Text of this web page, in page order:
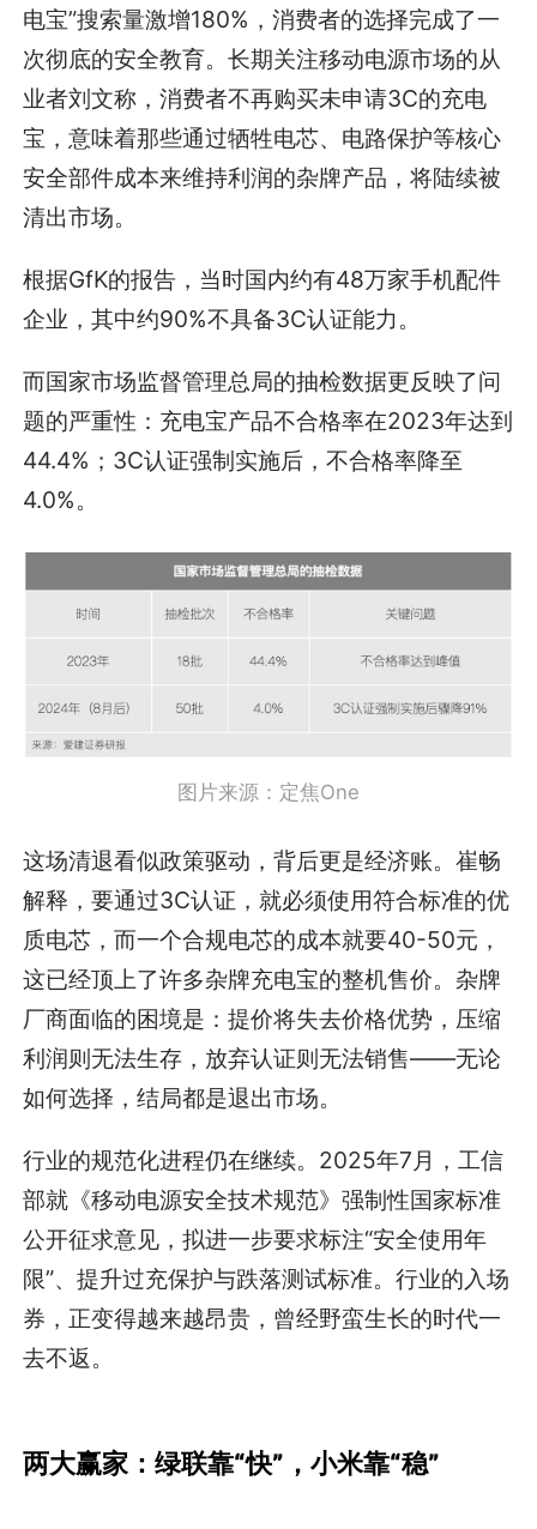
电宝”搜索量激增180%，消费者的选择完成了一
次彻底的安全教育。长期关注移动电源市场的从
业者刘文称，消费者不再购买未申请3C的充电
宝，意味着那些通过牺牲电芯、电路保护等核心
安全部件成本来维持利润的杂牌产品，将陆续被
清出市场。
根据GfK的报告，当时国内约有48万家手机配件
企业，其中约90%不具备3C认证能力。
而国家市场监督管理总局的抽检数据更反映了问
题的严重性：充电宝产品不合格率在2023年达到
44.4%；3C认证强制实施后，不合格率降至
4.0%。
图片来源：定焦One
这场清退看似政策驱动，背后更是经济账。崔畅
解释，要通过3C认证，就必须使用符合标准的优
质电芯，而一个合规电芯的成本就要40-50元，
这已经顶上了许多杂牌充电宝的整机售价。杂牌
厂商面临的困境是：提价将失去价格优势，压缩
利润则无法生存，放弃认证则无法销售——无论
如何选择，结局都是退出市场。
行业的规范化进程仍在继续。2025年7月，工信
部就《移动电源安全技术规范》强制性国家标准
公开征求意见，拟进一步要求标注“安全使用年
限”、提升过充保护与跌落测试标准。行业的入场
券，正变得越来越昂贵，曾经野蛮生长的时代一
去不返。
两大赢家：绿联靠“快”，小米靠“稳”